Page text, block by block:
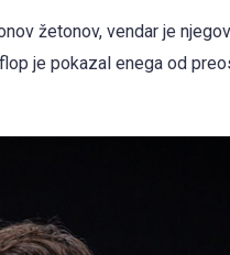
žetonov, vendar je
je pokazal enega od